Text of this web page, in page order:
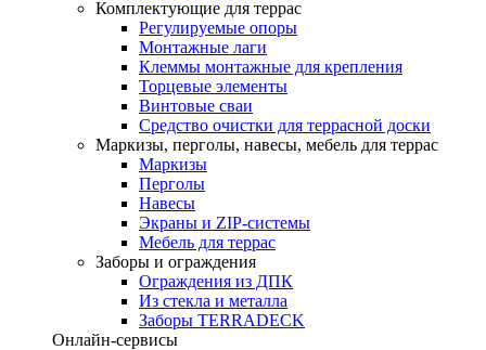
Комплектующие для террас
Регулируемые опоры
Монтажные лаги
Клеммы монтажные для крепления
Торцевые элементы
Винтовые сваи
Средство очистки для террасной доски
Маркизы, перголы, навесы, мебель для террас
Маркизы
Перголы
Навесы
Экраны и ZIP-системы
Мебель для террас
Заборы и ограждения
Ограждения из ДПК
Из стекла и металла
Заборы TERRADECK
Онлайн-сервисы